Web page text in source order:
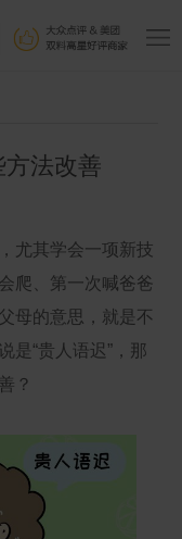
法改善
其学会一项新技
爬、第一次喊爸爸
母的意思，就是不
是“贵人语迟”，那
？